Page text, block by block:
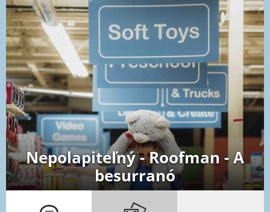
Nepolapiteľný - Roofman - A
besurranó